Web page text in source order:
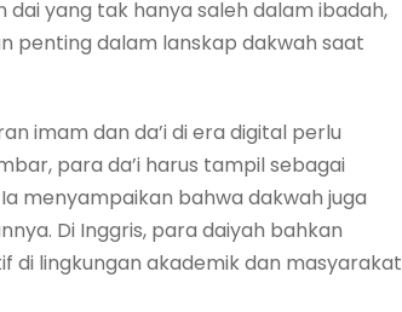
dai yang tak hanya saleh dalam ibadah,
penting dalam lanskap dakwah saat
imam dan da’i di era digital perlu
para da’i harus tampil sebagai
menyampaikan bahwa dakwah juga
Di Inggris, para daiyah bahkan
di lingkungan akademik dan masyarakat